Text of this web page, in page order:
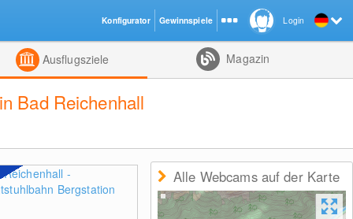
Ausflugsziele Magazin
Bad Reichenhall
Alle Webcams auf der Karte
Login
Konfigurator Gewinnspiele